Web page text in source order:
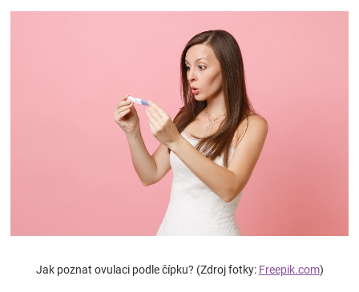
Novinky
Značky
Jak poznat ovulaci podle čípku? (Zdroj fotky: Freepik.com)